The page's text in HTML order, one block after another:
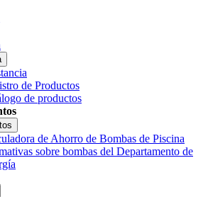
de Productos
de productos
de Ahorro de Bombas de Piscina
sobre bombas del Departamento de